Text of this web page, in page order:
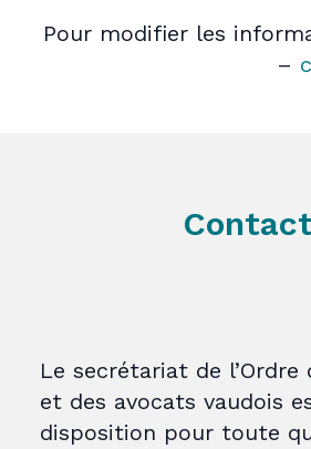
Pour modifier les
–
Le secrétariat de l’Ordre
et des avocats vaudois
disposition pour toute